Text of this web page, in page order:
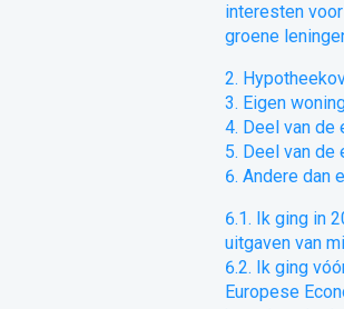
interesten
groene
2.
3. Eigen
4. Deel van de
5. Deel van
6. Andere dan
6.1. Ik ging in
uitgaven van
6.2. Ik ging
Europese